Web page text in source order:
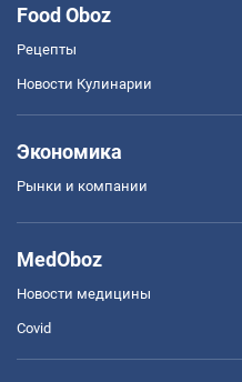
Food Oboz
Рецепты
Новости Кулинарии
Экономика
Рынки и компании
MedOboz
Новости медицины
Covid